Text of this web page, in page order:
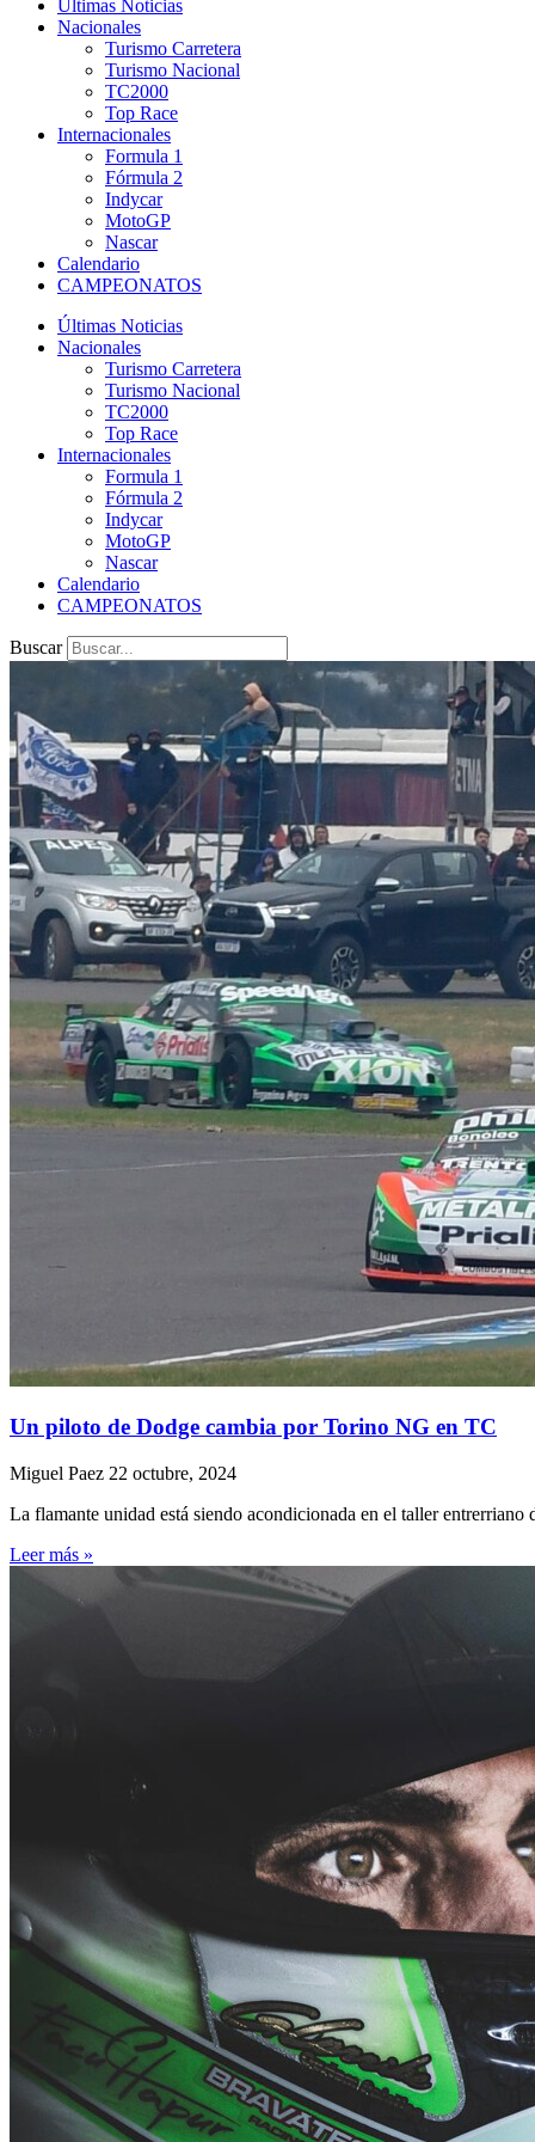
Últimas Noticias
Nacionales
Turismo Carretera
Turismo Nacional
TC2000
Top Race
Internacionales
Formula 1
Fórmula 2
Indycar
MotoGP
Nascar
Calendario
CAMPEONATOS
Últimas Noticias
Nacionales
Turismo Carretera
Turismo Nacional
TC2000
Top Race
Internacionales
Formula 1
Fórmula 2
Indycar
MotoGP
Nascar
Calendario
CAMPEONATOS
Buscar
Un piloto de Dodge cambia por Torino NG en TC
Miguel Paez 22 octubre, 2024
La flamante unidad está siendo acondicionada en el taller
Leer más »